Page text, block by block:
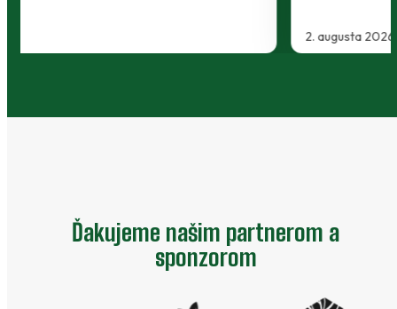
Ďakujeme našim partnerom a
sponzorom